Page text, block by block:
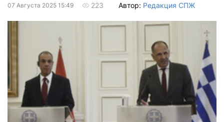
07 Августа 2025 15:49 223 Автор: Редакция СПЖ